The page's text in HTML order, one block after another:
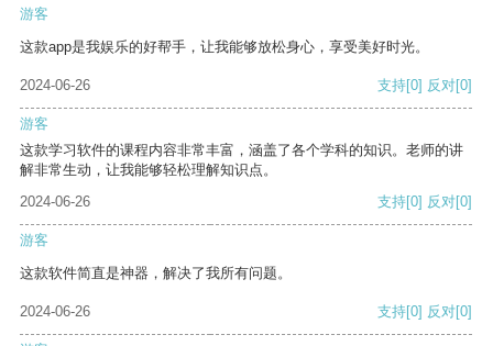
游客
这款app是我娱乐的好帮手，让我能够放松身心，享受美好时光。
2024-06-26 支持[0] 反对[0]
游客
这款学习软件的课程内容非常丰富，涵盖了各个学科的知识。老师的讲
解非常生动，让我能够轻松理解知识点。
2024-06-26
支持[0] 反对[0]
游客
这款软件简直是神器，解决了我所有问题。
2024-06-26 支持[0] 反对[0]